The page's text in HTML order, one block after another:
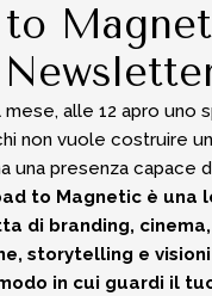
mese, alle 12 apro uno
non vuole costruire
una presenza capace
to Magnetic è una
di branding,
storytelling e
in cui guardi il